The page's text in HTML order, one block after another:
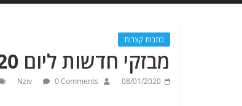
כתבות קצרות
מבזקי חדשות ליום 8.1.2020 . מתעדכן
08/01/2020
Nziv 0 Comments